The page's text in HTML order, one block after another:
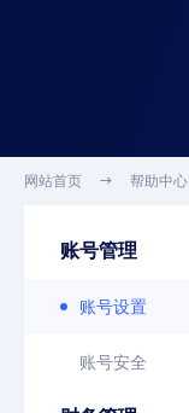
网站首页  帮助中心
账号管理
账号设置
账号安全